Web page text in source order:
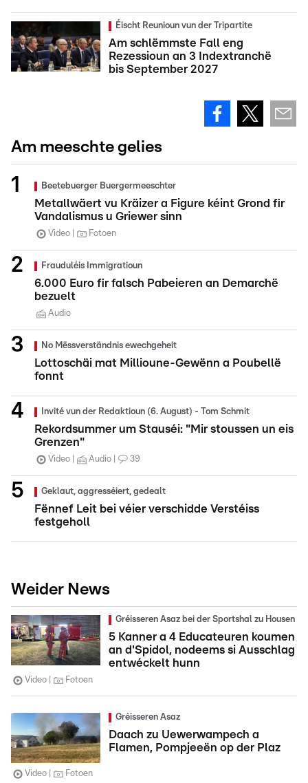
Éischt Reunioun vun der Tripartite
Am schlëmmste Fall eng
Rezessioun an 3 Indextranchë
bis September 2027
Am meeschte gelies
Beetebuerger Buergermeeschter
Metallwäert vu Kräizer a Figure kéint Grond fir
Vandalismus u Griewer sinn
Video Fotoen
Frauduléis Immigratioun
6.000 Euro fir falsch Pabeieren an Demarchë
bezuelt
Audio
No Mëssverständnis ewechgeheit
Lottoschäi mat Millioune-Gewënn a Poubellë
fonnt
Invité vun der Redaktioun (6. August) - Tom Schmit
Rekordsummer um Stauséi: "Mir stoussen un eis
Grenzen"
Video Audio 39
Geklaut, aggresséiert, gedealt
Fënnef Leit bei véier verschidde Verstéiss
festgeholl
Weider News
Gréisseren Asaz bei der Sportshal zu Housen
5 Kanner a 4 Educateuren koumen
an d'Spidol, nodeems si Ausschlag
entwéckelt hunn
Video Fotoen
Gréisseren Asaz
Daach zu Uewerwampech a
Flamen, Pompjeeën op der Plaz
Video Fotoen